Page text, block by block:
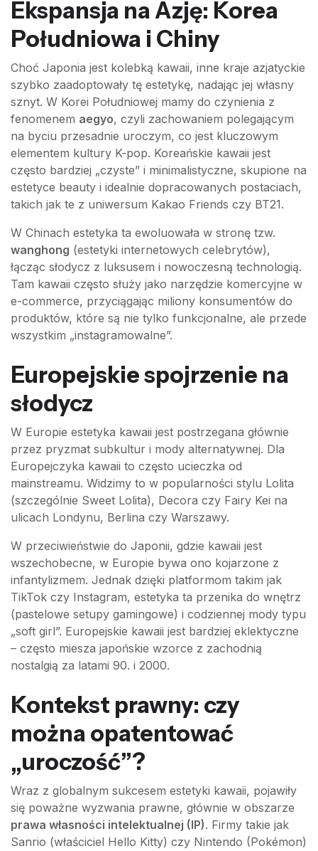
Ekspansja na Azję: Korea
Południowa i Chiny
Choć Japonia jest kolebką kawaii, inne kraje azjatyckie
szybko zaadoptowały tę estetykę, nadając jej własny
sznyt. W Korei Południowej mamy do czynienia z
fenomenem aegyo, czyli zachowaniem polegającym
na byciu przesadnie uroczym, co jest kluczowym
elementem kultury K-pop. Koreańskie kawaii jest
często bardziej „czyste” i minimalistyczne, skupione na
estetyce beauty i idealnie dopracowanych postaciach,
takich jak te z uniwersum Kakao Friends czy BT21.
W Chinach estetyka ta ewoluowała w stronę tzw.
wanghong (estetyki internetowych celebrytów),
łącząc słodycz z luksusem i nowoczesną technologią.
Tam kawaii często służy jako narzędzie komercyjne w
e-commerce, przyciągając miliony konsumentów do
produktów, które są nie tylko funkcjonalne, ale przede
wszystkim „instagramowalne”.
Europejskie spojrzenie na
słodycz
W Europie estetyka kawaii jest postrzegana głównie
przez pryzmat subkultur i mody alternatywnej. Dla
Europejczyka kawaii to często ucieczka od
mainstreamu. Widzimy to w popularności stylu Lolita
(szczególnie Sweet Lolita), Decora czy Fairy Kei na
ulicach Londynu, Berlina czy Warszawy.
W przeciwieństwie do Japonii, gdzie kawaii jest
wszechobecne, w Europie bywa ono kojarzone z
infantylizmem. Jednak dzięki platformom takim jak
TikTok czy Instagram, estetyka ta przenika do wnętrz
(pastelowe setupy gamingowe) i codziennej mody typu
„soft girl”. Europejskie kawaii jest bardziej eklektyczne
– często miesza japońskie wzorce z zachodnią
nostalgią za latami 90. i 2000.
Kontekst prawny: czy
można opatentować
„uroczość”?
Wraz z globalnym sukcesem estetyki kawaii, pojawiły
się poważne wyzwania prawne, głównie w obszarze
prawa własności intelektualnej (IP). Firmy takie jak
Sanrio (właściciel Hello Kitty) czy Nintendo (Pokémon)